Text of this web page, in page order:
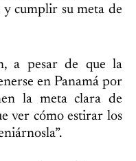
cumplir su meta de
a pesar de que la
en Panamá por
la meta clara de
ver cómo estirar los